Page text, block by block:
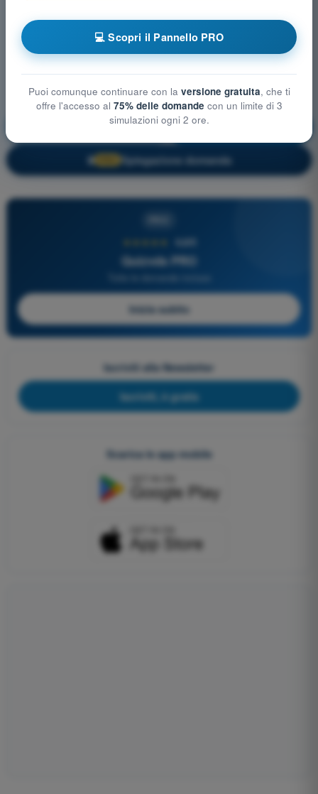
Principi del volo
🔒 Spiegazione domanda
4,6/5
Quizvds PRO
Inizia subito
Iscriviti alla Newsletter
Iscriviti, è gratis
Scarica le app mobile
💻 Scopri il Pannello PRO
Puoi comunque continuare con la versione gratuita, che ti
offre l'accesso al 75% delle domande con un limite di 3
simulazioni ogni 2 ore.